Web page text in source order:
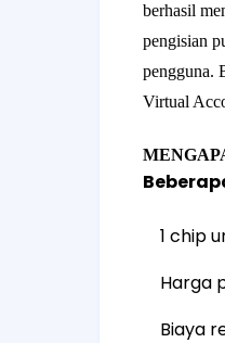
berhasil
pengisian
pengguna.
Virtual
1 chip
Harga
Biaya